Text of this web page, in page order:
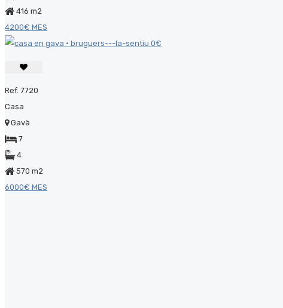
416 m2
4200€ MES
Ref. 7720
Casa
Gavà
7
4
570 m2
6000€ MES